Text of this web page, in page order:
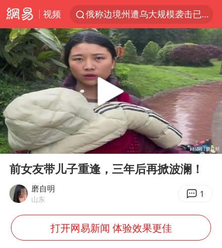
视频
俄称边境州遭乌大规模袭击已致13伤
杭州机场已取消航班388架次
于东来回应胖东来近25年老店年底关闭
浙江省委书记：该停下的坚决停下来
中国籍豪华游艇富商之子在泰国被杀
白海豚北上或致京津冀暴雨
美将每月供乌爱国者拦截导弹
国足U17与阿森纳决赛取消 并列冠军
10余省份将出现强风雨 局地特大暴雨
《龙餐馆》 冲奖
上门女婿出轨女邻居多年被判重婚罪
Play
00:00 03:53
前女友带儿子重逢，三年后再掀波澜！
磨自明
山东 1
打开网易新闻 体验效果更佳